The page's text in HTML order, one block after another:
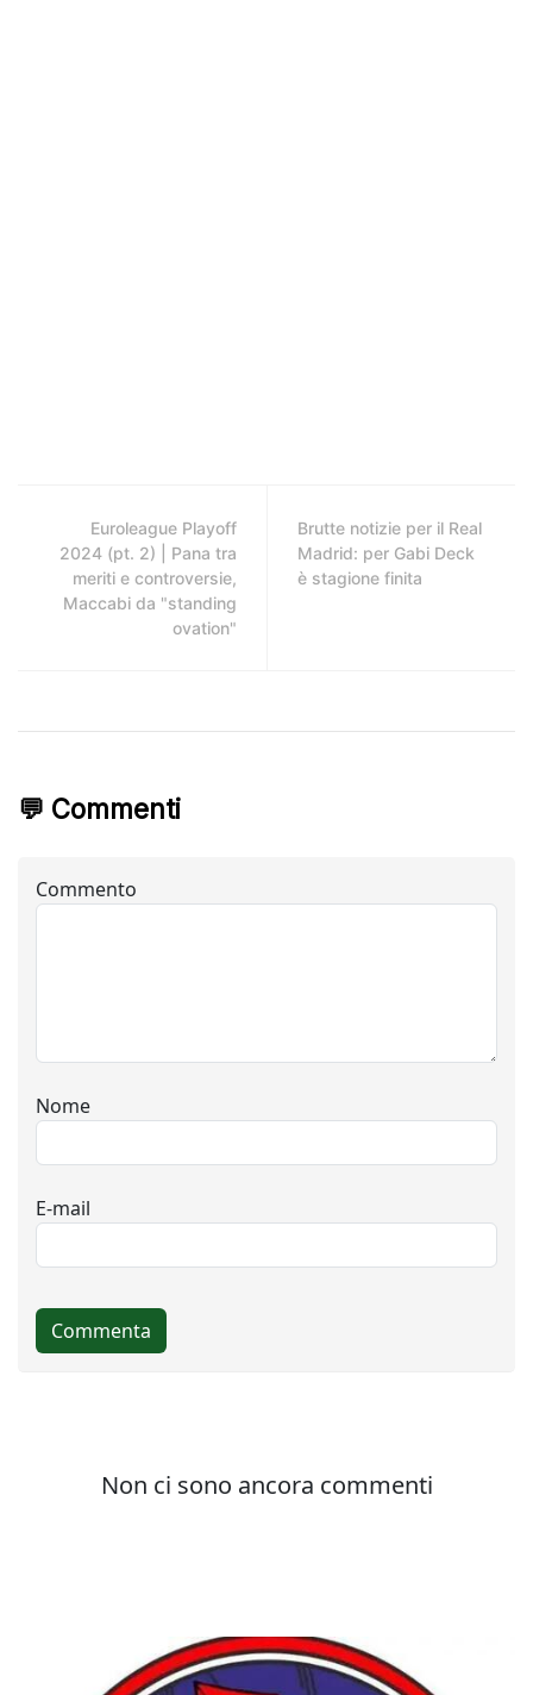
Euroleague Playoff
2024 (pt. 2) | Pana tra
meriti e controversie,
Maccabi da "standing
ovation"
Brutte notizie per il Real
Madrid: per Gabi Deck
è stagione finita
💬 Commenti